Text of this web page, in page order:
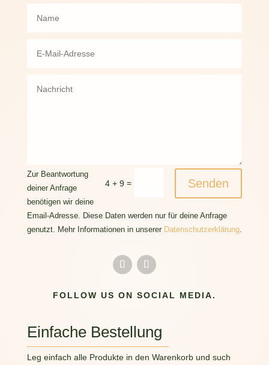
4 + 9 = Senden
Zur Beantwortung
deiner Anfrage
benötigen wir deine
Email-Adresse. Diese Daten werden nur für deine Anfrage
genutzt. Mehr Informationen in unserer Datenschutzerklärung.
FOLLOW US ON SOCIAL MEDIA.
Einfache Bestellung
Leg einfach alle Produkte in den Warenkorb und such